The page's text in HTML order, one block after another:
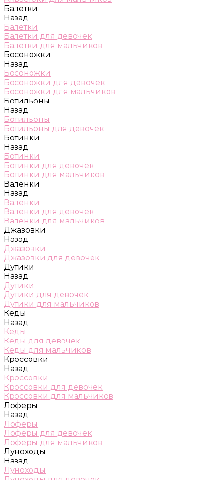
Балетки
Назад
Балетки
Балетки для девочек
Балетки для мальчиков
Босоножки
Назад
Босоножки
Босоножки для девочек
Босоножки для мальчиков
Ботильоны
Назад
Ботильоны
Ботильоны для девочек
Ботинки
Назад
Ботинки
Ботинки для девочек
Ботинки для мальчиков
Валенки
Назад
Валенки
Валенки для девочек
Валенки для мальчиков
Джазовки
Назад
Джазовки
Джазовки для девочек
Дутики
Назад
Дутики
Дутики для девочек
Дутики для мальчиков
Кеды
Назад
Кеды
Кеды для девочек
Кеды для мальчиков
Кроссовки
Назад
Кроссовки
Кроссовки для девочек
Кроссовки для мальчиков
Лоферы
Назад
Лоферы
Лоферы для девочек
Лоферы для мальчиков
Луноходы
Назад
Луноходы